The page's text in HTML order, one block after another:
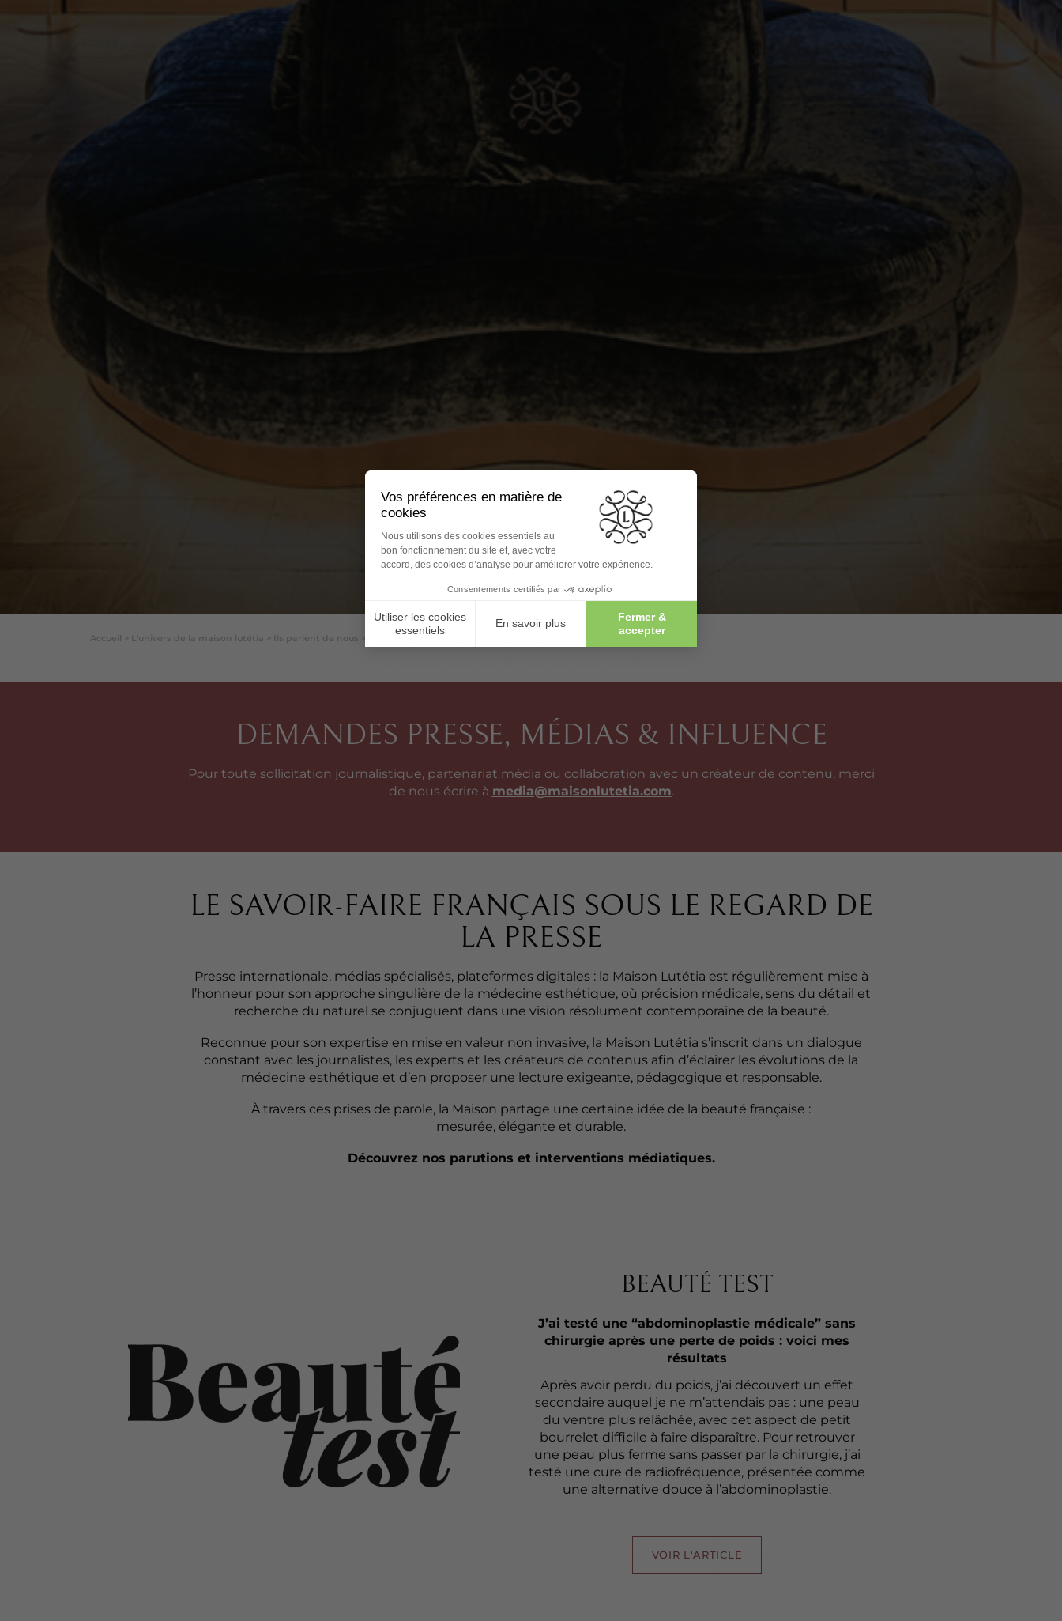
Accueil > L'univers de la maison lutétia > Ils parlent de nous >
DEMANDES PRESSE, MÉDIAS & INFLUENCE
Pour toute sollicitation journalistique, partenariat média ou collaboration avec un créateur de contenu, merci
de nous écrire à media@maisonlutetia.com.
LE SAVOIR-FAIRE FRANÇAIS SOUS LE REGARD DE
LA PRESSE
Presse internationale, médias spécialisés, plateformes digitales : la Maison Lutétia est régulièrement mise à
l’honneur pour son approche singulière de la médecine esthétique, où précision médicale, sens du détail et
recherche du naturel se conjuguent dans une vision résolument contemporaine de la beauté.
Reconnue pour son expertise en mise en valeur non invasive, la Maison Lutétia s’inscrit dans un dialogue
constant avec les journalistes, les experts et les créateurs de contenus afin d’éclairer les évolutions de la
médecine esthétique et d’en proposer une lecture exigeante, pédagogique et responsable.
À travers ces prises de parole, la Maison partage une certaine idée de la beauté française :
mesurée, élégante et durable.
Découvrez nos parutions et interventions médiatiques.
BEAUTÉ TEST
J’ai testé une “abdominoplastie médicale” sans
chirurgie après une perte de poids : voici mes
résultats
Après avoir perdu du poids, j’ai découvert un effet
secondaire auquel je ne m’attendais pas : une peau
du ventre plus relâchée, avec cet aspect de petit
bourrelet difficile à faire disparaître. Pour retrouver
une peau plus ferme sans passer par la chirurgie, j’ai
testé une cure de radiofréquence, présentée comme
une alternative douce à l’abdominoplastie.
VOIR L'ARTICLE